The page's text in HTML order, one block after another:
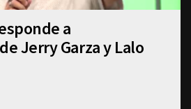
a
Jerry Garza y Lalo